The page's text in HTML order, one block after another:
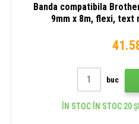
Banda compatibila
9mm x 8m, flexi, text
buc
ÎN STOC ÎN STOC 20